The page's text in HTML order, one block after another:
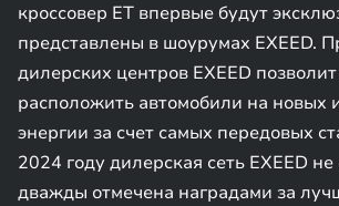
кроссовер ET впервые будут
представлены в шоурумах EXEED.
дилерских центров EXEED
расположить автомобили на новых
энергии за счет самых передовых
2024 году дилерская сеть EXEED
дважды отмечена наградами за